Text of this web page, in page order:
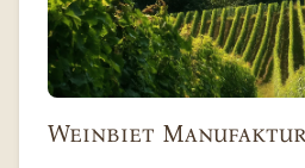
Weinbiet